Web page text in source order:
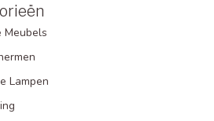
Meubels
Lampen